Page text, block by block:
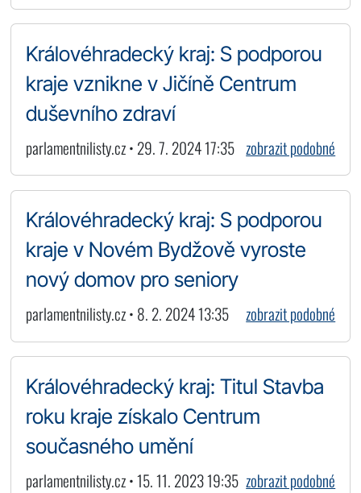
Královéhradecký kraj: S podporou
kraje vznikne v Jičíně Centrum
duševního zdraví
parlamentnilisty.cz • 29. 7. 2024 17:35 zobrazit podobné
Královéhradecký kraj: S podporou
kraje v Novém Bydžově vyroste
nový domov pro seniory
parlamentnilisty.cz • 8. 2. 2024 13:35 zobrazit podobné
Královéhradecký kraj: Titul Stavba
roku kraje získalo Centrum
současného umění
parlamentnilisty.cz • 15. 11. 2023 19:35 zobrazit podobné